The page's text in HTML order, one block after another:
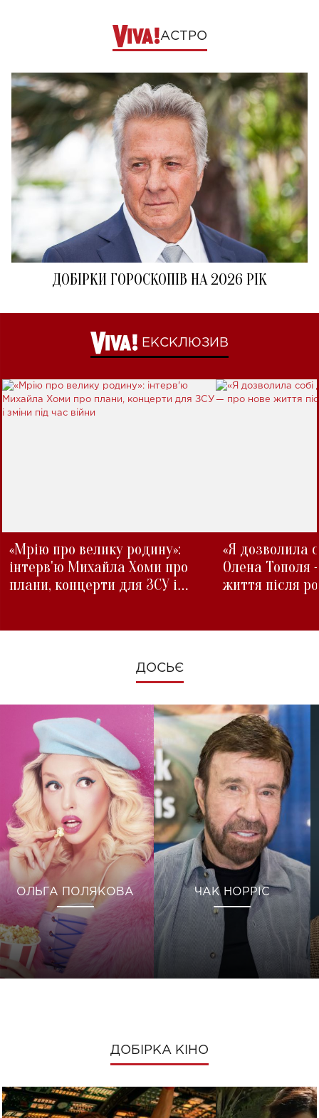
АСТРО
ДОБІРКИ ГОРОСКОПІВ НА 2026 РІК
ЕКСКЛЮЗИВ
«Мрію про велику родину»:
інтерв'ю Михайла Хоми про
плани, концерти для ЗСУ і
«Я дозволила
Олена Тополя
життя після
ДОСЬЄ
ОЛЬГА ПОЛЯКОВА ЧАК НОРРІС
ДОБІРКА КІНО